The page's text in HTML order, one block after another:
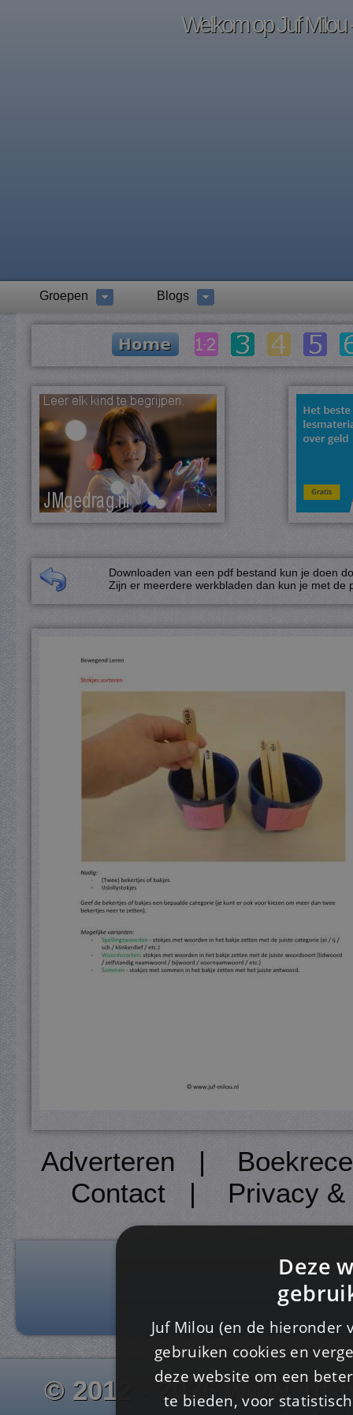
Welkom op Juf Milou
Groepen Blogs
Downloaden van een pdf bestand kun je doen
Zijn er meerdere werkbladen dan kun je met de
Adverteren |
Contact| Privacy
© 2012 - 2026
Deze
Juf Milou (en de
gebruiken cookies en
deze website om een
te bieden, voor